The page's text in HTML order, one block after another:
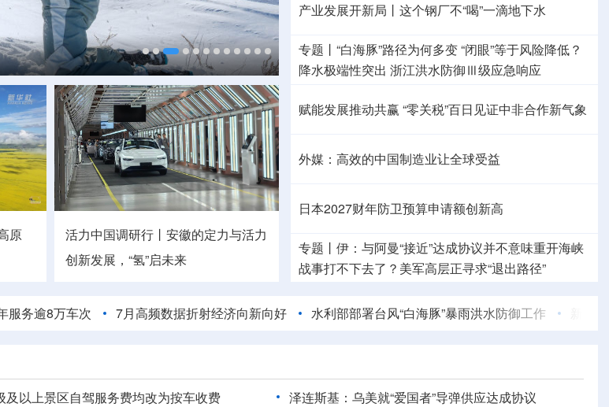
原
活力中国调研行丨 安徽的定力与活力
创新发展，“氢”启未来
产业发展开新局丨 这个钢厂不“喝”一滴地下水
专题丨 “白海豚”路径为何多变“闭眼”等于风险降低？
降水极端性突出 浙江洪水防御Ⅲ级应急响应
赋能发展推动共赢 “零关税”百日见证中非合作新气象
外媒：高效的中国制造业让全球受益
日本2027财年防卫预算申请额创新高
专题丨 伊：与阿曼“接近”达成协议并不意味重开海峡
战事打不下去了？ 美军高层正寻求“退出路径”
寻求对伊战事“退出路径”伊朗战事打不下去了？
车次 7月高频数据折射经济向新向好 水利部部署台风“白海豚”暴雨洪水防御工作 新订单指数回
及以上景区自驾服务费均改为按车收费 泽连斯基：乌美就“爱国者”导弹供应达成协议